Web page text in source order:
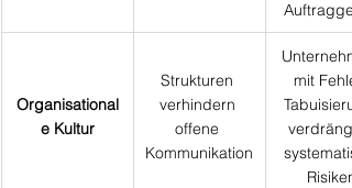
Organisational
e Kultur
Strukturen
verhindern
offene
Kommunikation
mit
Risiken